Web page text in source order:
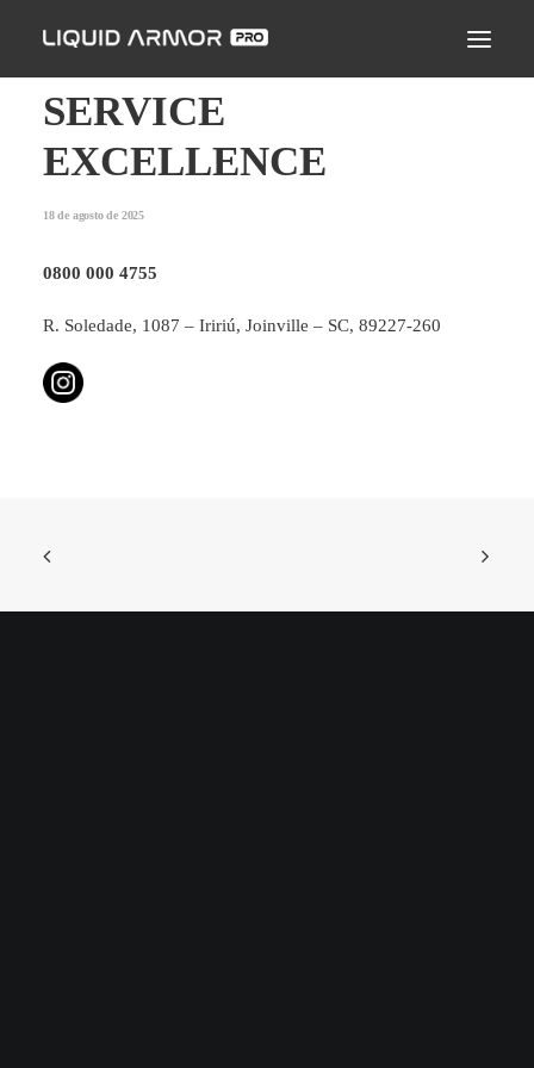
LIQUID ARMOR PRO
MODO DE APLICAÇÃO
ENCONTRE UM APLICADOR
PERGUNTAS FREQUENTES
SERVICE
EXCELLENCE
18 de agosto de 2025
0800 000 4755
R. Soledade, 1087 – Iririú, Joinville – SC, 89227-260